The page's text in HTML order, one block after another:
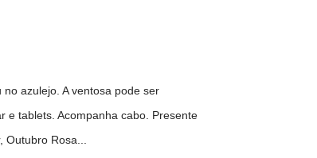
azulejo. A ventosa pode ser
e tablets. Acompanha cabo. Presente
Rosa...